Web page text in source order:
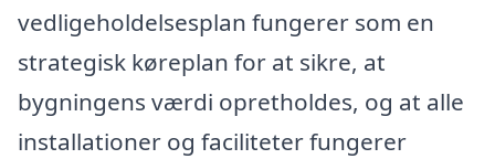
vedligeholdelsesplan fungerer som en
strategisk køreplan for at sikre, at
bygningens værdi opretholdes, og at alle
installationer og faciliteter fungerer